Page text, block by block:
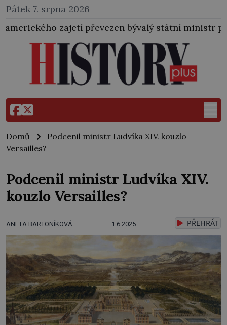
Pátek 7. srpna 2026
bývalý státní ministr pro protektorát K. H.
Domů
Podcenil ministr Ludvíka XIV. kouzlo
Versailles?
Podcenil ministr Ludvíka XIV.
kouzlo Versailles?
ANETA BARTONÍKOVÁ 1.6.2025 PŘEHRÁT